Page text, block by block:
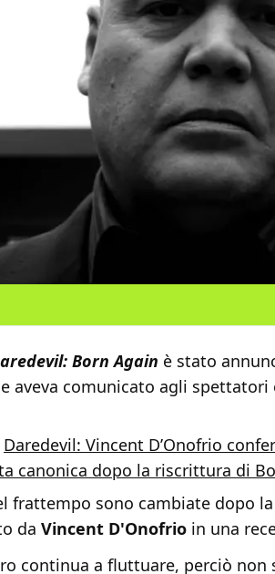
Born Again è stato
aveva comunicato agli
Daredevil: Vincent D’Onofrio
canonica dopo la riscrittura di
frattempo sono cambiate dopo
da Vincent D'Onofrio in una
continua a fluttuare, perciò non